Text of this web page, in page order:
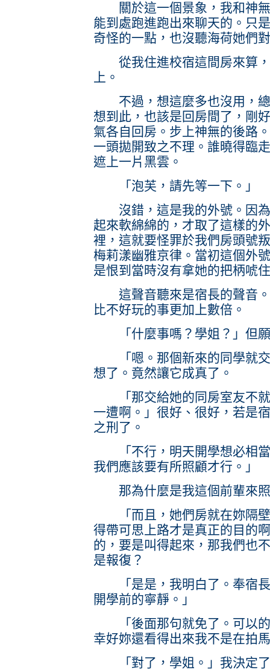
關於這一個景象，我和神無
能到處跑進跑出來聊天的。只
奇怪的一點，也沒聽海荷她們
從我住進校宿這間房來算，
上。
不過，想這麼多也沒用，總
想到此，也該是回房間了，剛
氣各自回房。步上神無的後路
一頭拋開致之不理。誰曉得臨
遮上一片黑雲。
「泡芙，請先等一下。」
沒錯，這是我的外號。因為
起來軟綿綿的，才取了這樣的
裡，這就要怪罪於我們房頭號
梅莉漾幽雅京律。當初這個外
是恨到當時沒有拿她的把柄唬
這聲音聽來是宿長的聲音。
比不好玩的事更加上數倍。
「什麼事嗎？學姐？」但願
「嗯。那個新來的同學就交
想了。竟然讓它成真了。
「那交給她的同房室友不就
一遭啊。」很好、很好，若是
之刑了。
「不行，明天開學想必相當
我們應該要有所照顧才行。」
那為什麼是我這個前輩來照
「而且，她們房就在妳隔壁
得帶可思上路才是真正的目的
的，要是叫得起來，那我們也
是報復？
「是是，我明白了。奉宿長
開學前的寧靜。」
「後面那句就免了。可以的
幸好妳還看得出來我不是在拍
「對了，學姐。」我決定了